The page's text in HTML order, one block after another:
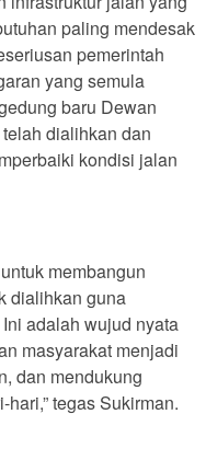
paling mendesak
pemerintah
yang semula
baru Dewan
dialihkan dan
kondisi jalan
membangun
dialihkan guna
adalah wujud nyata
masyarakat menjadi
dan mendukung
tegas Sukirman.